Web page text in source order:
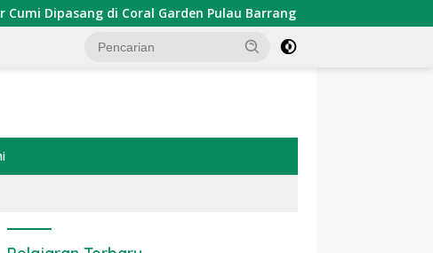
di Coral Garden Pulau Barrang Caddi